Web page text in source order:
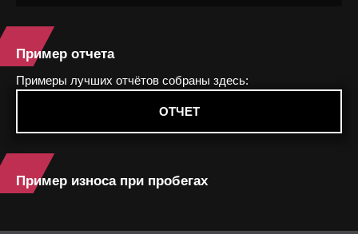
Пример отчета
Примеры лучших отчётов собраны здесь:
ОТЧЕТ
Пример износа при пробегах